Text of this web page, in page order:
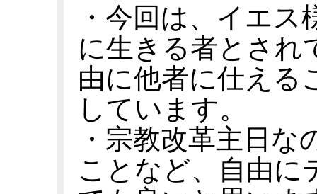
・今回は、イエ
に生きる者とされ
由に他者に仕える
しています。
・宗教改革主日
ことなど、自由に